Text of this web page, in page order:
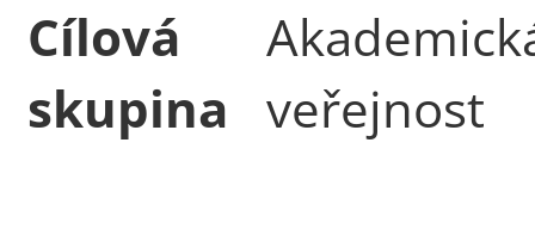
Cílová
skupina veřejnost